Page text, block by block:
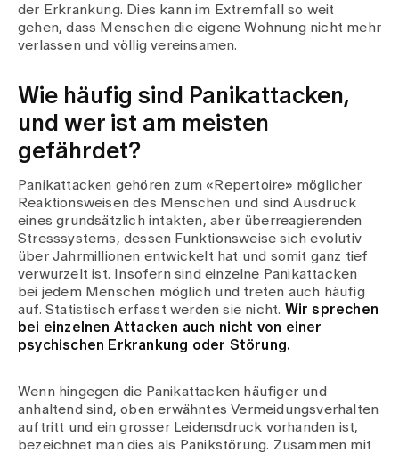
der Erkrankung. Dies kann im Extremfall so weit
gehen, dass Menschen die eigene Wohnung nicht mehr
verlassen und völlig vereinsamen.
Wie häufig sind Panikattacken,
und wer ist am meisten
gefährdet?
Panikattacken gehören zum «Repertoire» möglicher
Reaktionsweisen des Menschen und sind Ausdruck
eines grundsätzlich intakten, aber überreagierenden
Stresssystems, dessen Funktionsweise sich evolutiv
über Jahrmillionen entwickelt hat und somit ganz tief
verwurzelt ist. Insofern sind einzelne Panikattacken
bei jedem Menschen möglich und treten auch häufig
auf. Statistisch erfasst werden sie nicht. Wir sprechen
bei einzelnen Attacken auch nicht von einer
psychischen Erkrankung oder Störung.
Wenn hingegen die Panikattacken häufiger und
anhaltend sind, oben erwähntes Vermeidungsverhalten
auftritt und ein grosser Leidensdruck vorhanden ist,
bezeichnet man dies als Panikstörung. Zusammen mit